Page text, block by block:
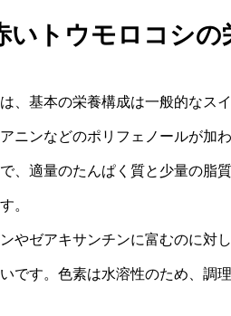
いトウモロコシの
、基本の栄養構成は一般的なス
ニンなどのポリフェノールが加
、適量のたんぱく質と少量の脂
。
やゼアキサンチンに富むのに対
です。色素は水溶性のため、調